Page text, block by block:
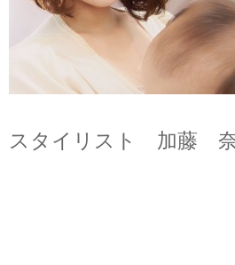
スタイリスト 加藤